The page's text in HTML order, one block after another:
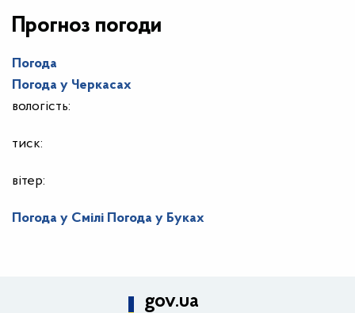
Прогноз погоди
Погода
Погода у Черкасах
вологість:
тиск:
вітер:
Погода у Смілі Погода у Буках
gov.ua